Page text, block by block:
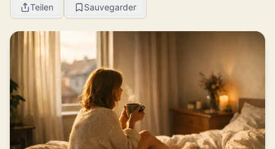
Teilen Sauvegarder